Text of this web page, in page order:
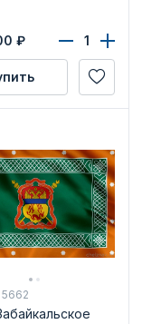
₽
5662